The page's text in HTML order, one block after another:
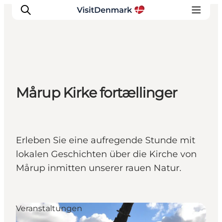
Inspiration
Regionen
Reiseplanung
Mårup Kirke fortællinger
Erleben Sie eine aufregende Stunde mit
lokalen Geschichten über die Kirche von
Mårup inmitten unserer rauen Natur.
Veranstaltungen